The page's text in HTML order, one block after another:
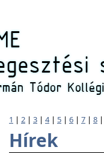
1 | 2 | 3 | 4| 5 | 6 | 7 | 8
Hírek